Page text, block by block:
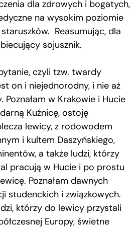
dla zdrowych i bogatych,
na wysokim poziomie
Reasumując, dla
sojusznik.
czyli tzw. twardy
on i niejednorodny, i nie aż
w Krakowie i Hucie
Kuźnicę, ostoję
lewicy, z rodowodem
i kultem Daszyńskiego,
a także ludzi, którzy
pracują w Hucie i po prostu
Poznałam dawnych
studenckich i związkowych.
którzy do lewicy przystali
Europy, świetne